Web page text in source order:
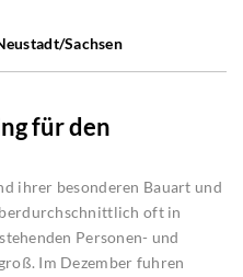
Sachsen
für den
ihrer besonderen Bauart und
oft in
Personen- und
Im Dezember fuhren